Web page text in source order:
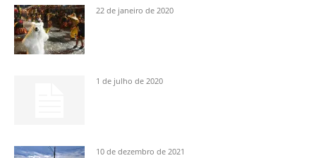
22 de janeiro de 2020
1 de julho de 2020
10 de dezembro de 2021